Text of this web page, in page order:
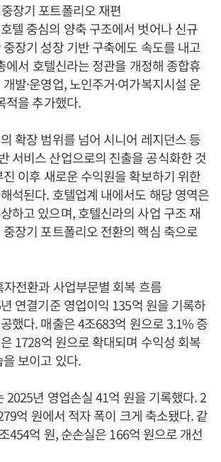
장기 포트폴리오 재편
텔 중심의 양축 구조에서 벗어나 신규
장기 성장 기반 구축에도 속도를 내고
에서 호텔신라는 정관을 개정해 종합휴
발·운영업, 노인주거·여가복지시설 운
적을 추가했다.
확장 범위를 넘어 시니어 레지던스 등
서비스 산업으로의 진출을 공식화한 것
이후 새로운 수익원을 확보하기 위한
석된다. 호텔업계 내에서도 해당 영역은
하고 있으며, 호텔신라의 사업 구조 재
장기 포트폴리오 전환의 핵심 축으로
전환과 사업부문별 회복 흐름
연결기준 영업이익 135억 원을 기록하
했다. 매출은 4조683억 원으로 3.1% 증
1728억 원으로 확대되며 수익성 회복
보이고 있다.
2025년 영업손실 41억 원을 기록했다. 2
억 원에서 적자 폭이 크게 축소됐다. 같
454억 원, 순손실은 166억 원으로 개선